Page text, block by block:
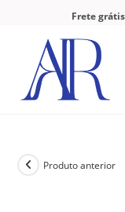
Frete
Produto anterior